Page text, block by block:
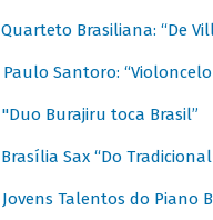
Quarteto Brasiliana: “De
Paulo Santoro:
"Duo Burajiru toca Brasil”
Brasília Sax “Do
Jovens Talentos do Piano